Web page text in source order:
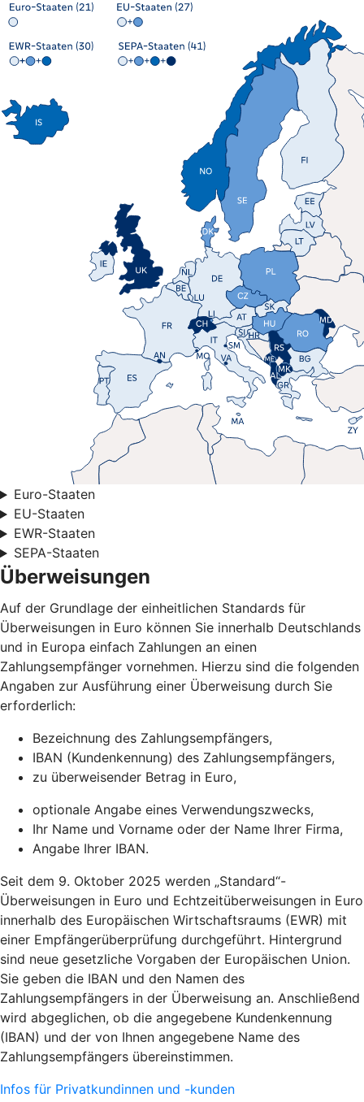
Euro-Staaten
EU-Staaten
EWR-Staaten
SEPA-Staaten
Überweisungen
Auf der Grundlage der einheitlichen Standards für
Überweisungen in Euro können Sie innerhalb Deutschlands
und in Europa einfach Zahlungen an einen
Zahlungsempfänger vornehmen. Hierzu sind die folgenden
Angaben zur Ausführung einer Überweisung durch Sie
erforderlich:
Bezeichnung des Zahlungsempfängers,
IBAN (Kundenkennung) des Zahlungsempfängers,
zu überweisender Betrag in Euro,
optionale Angabe eines Verwendungszwecks,
Ihr Name und Vorname oder der Name Ihrer Firma,
Angabe Ihrer IBAN.
Seit dem 9. Oktober 2025 werden „Standard“-
Überweisungen in Euro und Echtzeitüberweisungen in Euro
innerhalb des Europäischen Wirtschaftsraums (EWR) mit
einer Empfängerüberprüfung durchgeführt. Hintergrund
sind neue gesetzliche Vorgaben der Europäischen Union.
Sie geben die IBAN und den Namen des
Zahlungsempfängers in der Überweisung an. Anschließend
wird abgeglichen, ob die angegebene Kundenkennung
(IBAN) und der von Ihnen angegebene Name des
Zahlungsempfängers übereinstimmen.
Infos für Privatkundinnen und -kunden